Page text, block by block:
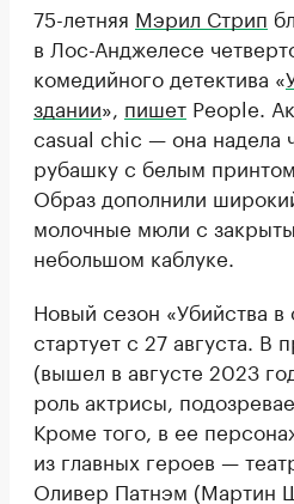
75-летняя Мэрил Стрип
в Лос-Анджелесе
комедийного детектива «
здании», пишет People.
casual chic — она надела
рубашку с белым
Образ дополнили
молочные мюли с
небольшом каблуке.
Новый сезон «Убийства в
стартует с 27 августа. В
(вышел в августе 2023
роль актрисы,
Кроме того, в ее
из главных героев —
Оливер Патнэм (Мартин